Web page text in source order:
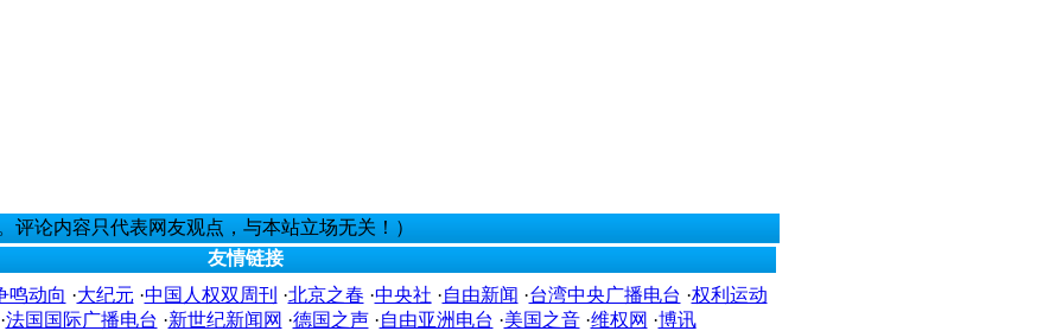
评论内容只代表网友观点，与本站立场无关！）
友情链接
鸣动向 ·大纪元 ·中国人权双周刊 ·北京之春 ·中央社 ·自由新闻 ·台湾中央广播电台 ·权利运动
·法国国际广播电台 ·新世纪新闻网 ·德国之声·自由亚洲电台 ·美国之音·维权网 ·博讯